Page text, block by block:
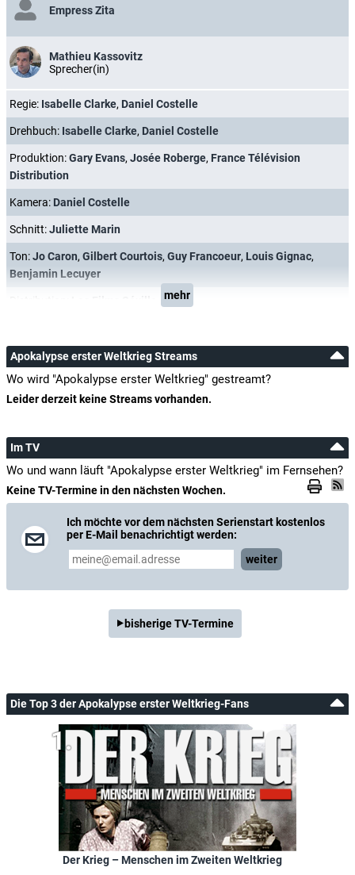
Empress Zita
Mathieu Kassovitz
Sprecher(in)
Regie: Isabelle Clarke, Daniel Costelle
Drehbuch: Isabelle Clarke, Daniel Costelle
Produktion:Gary Evans, Josée Roberge, France Télévision
Distribution
Kamera: Daniel Costelle
Schnitt:Juliette Marin
Ton:Jo Caron, Gilbert Courtois, Guy Francoeur, Louis Gignac,
Benjamin Lecuyer
mehr
Apokalypse erster Weltkrieg Streams
Wo wird "Apokalypse erster Weltkrieg" gestreamt?
Leider derzeit keine Streams vorhanden.
Im TV
Wo und wann läuft "Apokalypse erster Weltkrieg" im Fernsehen?
Keine TV-Termine in den nächsten Wochen.
Ich möchte vor dem nächsten Serienstart kostenlos
per E-Mail benachrichtigt werden:
weiter
bisherige TV-Termine
Die Top 3 der Apokalypse erster Weltkrieg-Fans
Der Krieg – Menschen im Zweiten Weltkrieg